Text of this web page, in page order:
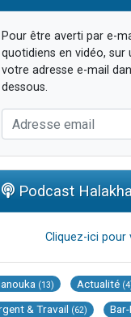
Pour être averti par e-
quotidiens en vidéo, sur
votre adresse e-mail
dessous.
Podcast
Cliquez-ici pour
(13) Actualité
& Travail (62)